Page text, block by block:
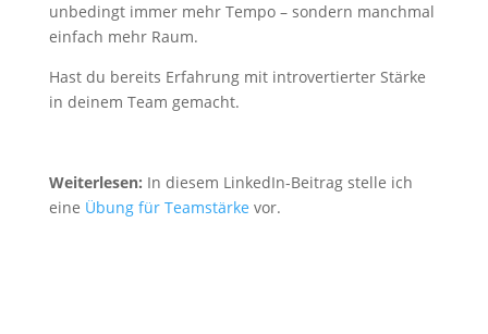
unbedingt immer mehr Tempo – sondern manchmal
einfach mehr Raum.
Hast du bereits Erfahrung mit introvertierter Stärke
in deinem Team gemacht.
Weiterlesen: In diesem LinkedIn-Beitrag stelle ich
eine Übung für Teamstärke vor.